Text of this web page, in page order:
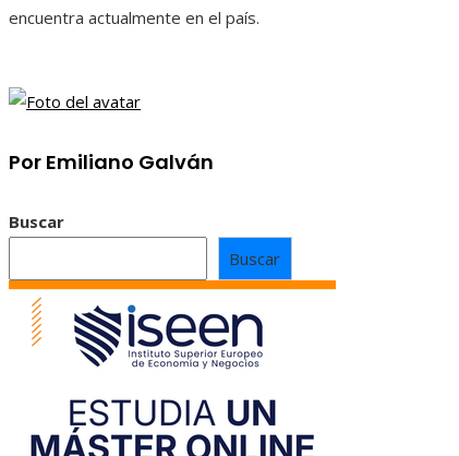
encuentra actualmente en el país.
Por Emiliano Galván
Buscar
Buscar